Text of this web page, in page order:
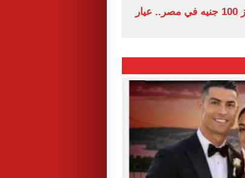
سعر الذهب اليوم يقفز 100 جنيه في مصر.. عيار